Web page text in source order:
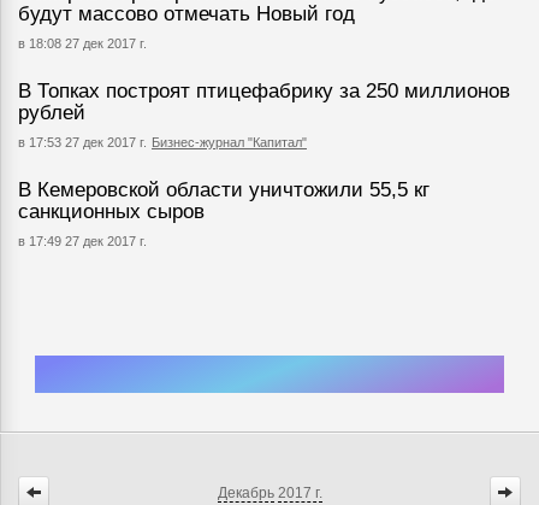
будут массово отмечать Новый год
в 18:08 27 дек 2017 г.
В Топках построят птицефабрику за 250 миллионов
рублей
в 17:53 27 дек 2017 г. Бизнес-журнал "Капитал"
В Кемеровской области уничтожили 55,5 кг
санкционных сыров
в 17:49 27 дек 2017 г.
Декабрь 2017 г.